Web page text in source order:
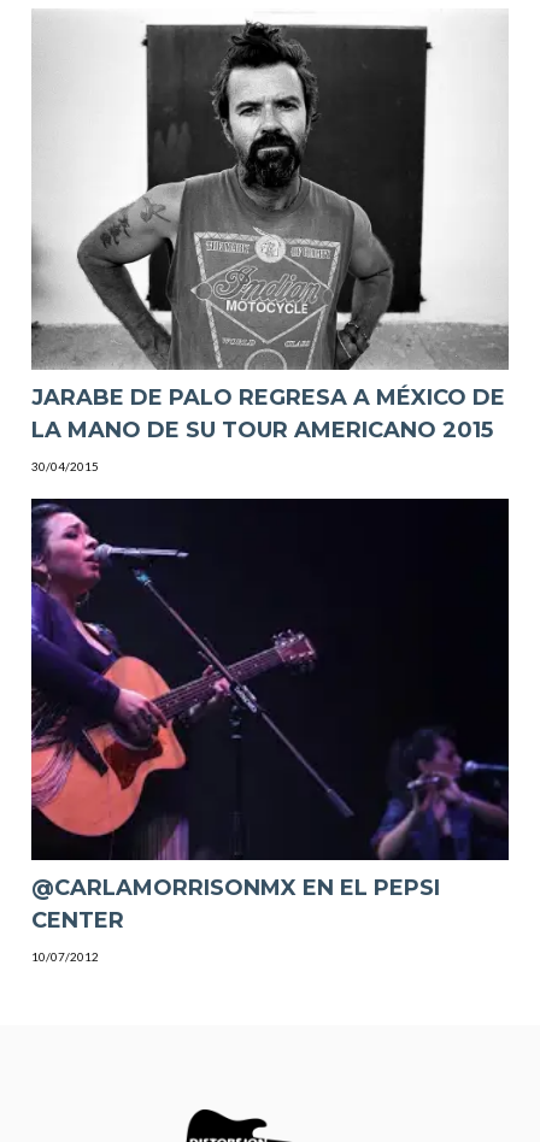
JARABE DE PALO REGRESA A MÉXICO DE
LA MANO DE SU TOUR AMERICANO 2015
30/04/2015
@CARLAMORRISONMX EN EL PEPSI
CENTER
10/07/2012